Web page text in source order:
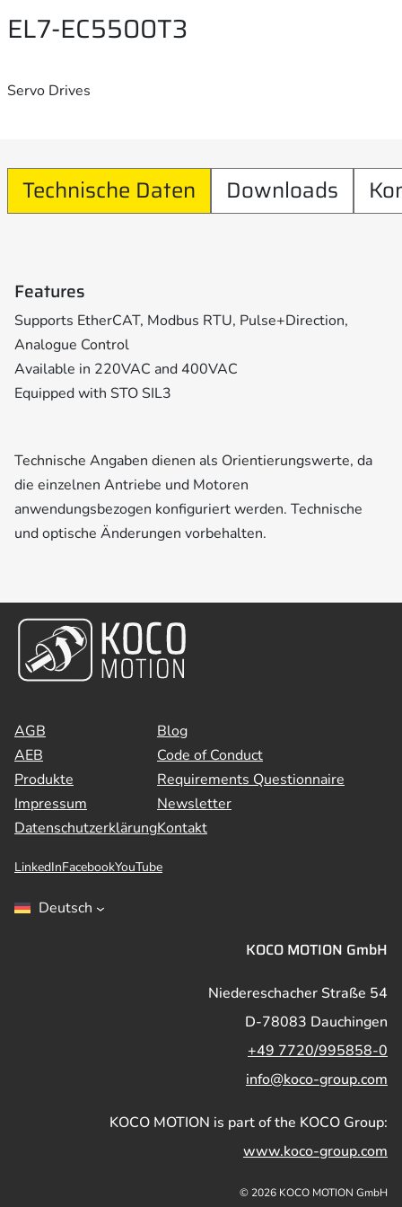
EL7-EC5500T3
Servo Drives
Technische Daten Downloads
Features
Supports EtherCAT, Modbus RTU, Pulse+Direction,
Analogue Control
Available in 220VAC and 400VAC
Equipped with STO SIL3
Technische Angaben dienen als Orientierungswerte, da
die einzelnen Antriebe und Motoren
anwendungsbezogen konfiguriert werden. Technische
und optische Änderungen vorbehalten.
AGB
AEB
Produkte
Impressum
Datenschutzerklärung
Blog
Code of Conduct
Requirements Questionnaire
Newsletter
Kontakt
LinkedInFacebookYouTube
Deutsch
KOCO MOTION GmbH
Niedereschacher Straße 54
D-78083 Dauchingen
+49 7720/995858-0
info@koco-group.com
KOCO MOTION is part of the KOCO Group:
www.koco-group.com
© 2026 KOCO MOTION GmbH